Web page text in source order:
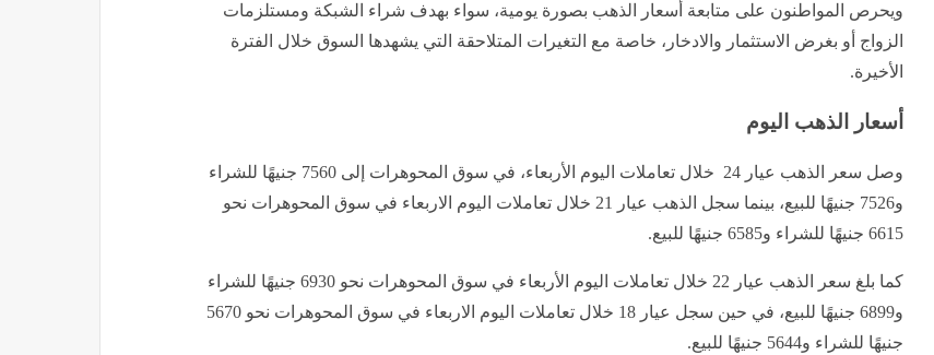
ويحرص المواطنون على متابعة أسعار الذهب بصورة يومية، سواء بهدف شراء الشبكة ومستلزمات
الزواج أو بغرض الاستثمار والادخار، خاصة مع التغيرات المتلاحقة التي يشهدها السوق خلال الفترة
الأخيرة.
أسعار الذهب اليوم
وصل سعر الذهب عيار 24 خلال تعاملات اليوم الأربعاء، في سوق المحوهرات إلى 7560 جنيهًا للشراء
و7526 جنيهًا للبيع، بينما سجل الذهب عيار 21 خلال تعاملات اليوم الاربعاء في سوق المحوهرات نحو
6615 جنيهًا للشراء و6585 جنيهًا للبيع.
كما بلغ سعر الذهب عيار 22 خلال تعاملات اليوم الأربعاء في سوق المحوهرات نحو 6930 جنيهًا للشراء
و6899 جنيهًا للبيع، في حين سجل عيار 18 خلال تعاملات اليوم الاربعاء في سوق المحوهرات نحو 5670
جنيهًا للشراء و5644 جنيهًا للبيع.